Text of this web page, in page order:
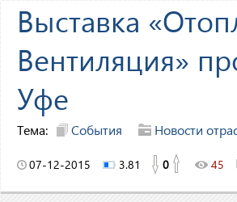
Выставка
Вентиляция»
Уфе
Тема: События Новости
07-12-2015 3.81 0 45